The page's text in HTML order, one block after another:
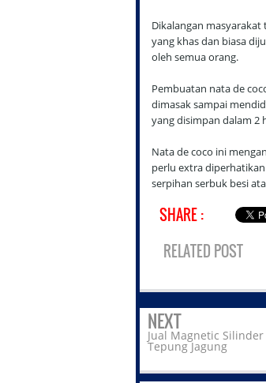
Dikalangan
yang khas dan biasa
oleh semua orang.
Pembuatan nata de
dimasak sampai
yang disimpan dalam 2
Nata de coco ini
perlu extra
serpihan serbuk besi
SHARE :
RELATED POST
NEXT
Jual Magnetic
Tepung Jagung